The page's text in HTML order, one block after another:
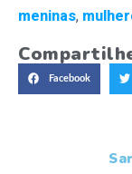
meninas,
Facebook